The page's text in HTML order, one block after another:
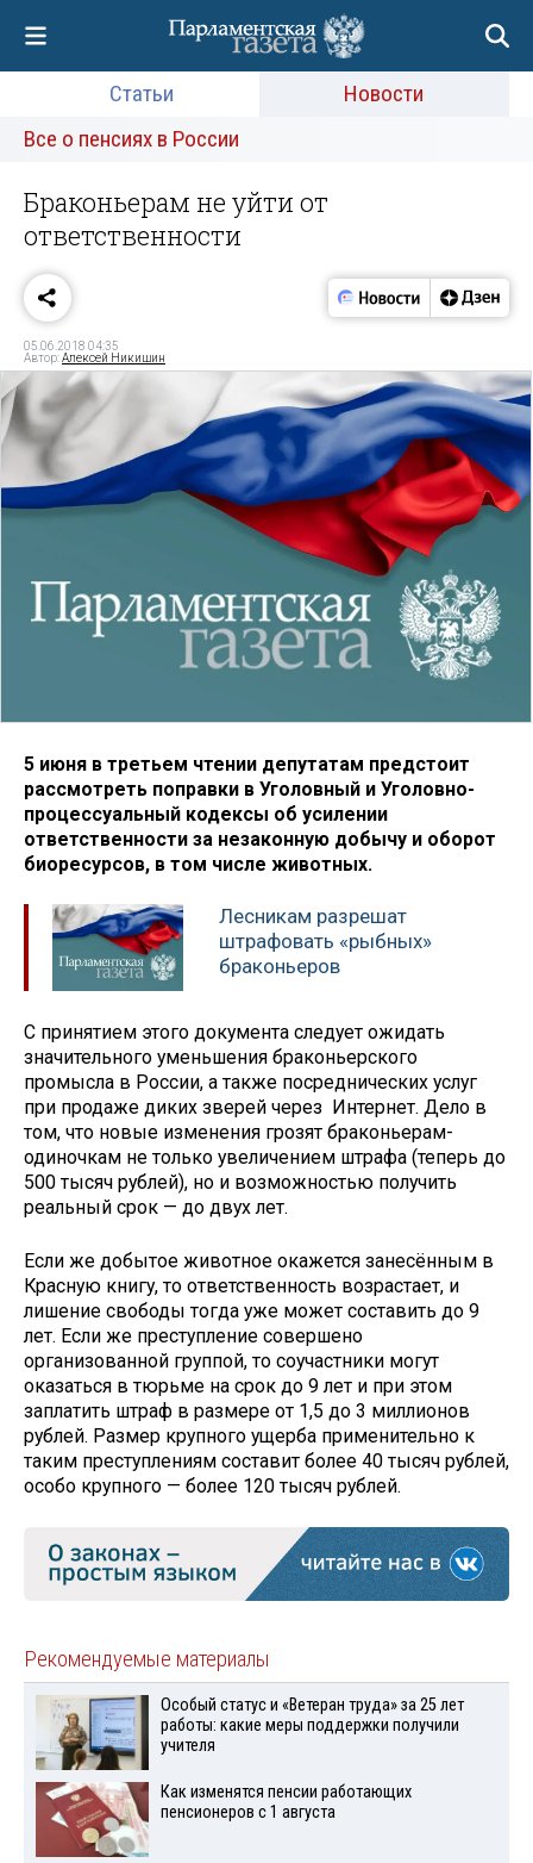
Статьи
Новости
Все о пенсиях в России
Браконьерам не уйти от
ответственности
05.06.2018 04:35
Автор:Алексей Никишин
5 июня в третьем чтении депутатам предстоит
рассмотреть поправки в Уголовный и Уголовно-
процессуальный кодексы об усилении
ответственности за незаконную добычу и оборот
биоресурсов, в том числе животных.
Лесникам разрешат
штрафовать «рыбных»
браконьеров
С принятием этого документа следует ожидать
значительного уменьшения браконьерского
промысла в России, а также посреднических услуг
при продаже диких зверей через Интернет. Дело в
том, что новые изменения грозят браконьерам-
одиночкам не только увеличением штрафа (теперь до
500 тысяч рублей), но и возможностью получить
реальный срок — до двух лет.
Если же добытое животное окажется занесённым в
Красную книгу, то ответственность возрастает, и
лишение свободы тогда уже может составить до 9
лет. Если же преступление совершено
организованной группой, то соучастники могут
оказаться в тюрьме на срок до 9 лет и при этом
заплатить штраф в размере от 1,5 до 3 миллионов
рублей. Размер крупного ущерба применительно к
таким преступлениям составит более 40 тысяч рублей,
особо крупного — более 120 тысяч рублей.
Рекомендуемые материалы
Особый статус и «Ветеран труда» за 25 лет
работы: какие меры поддержки получили
учителя
Как изменятся пенсии работающих
пенсионеров с 1 августа